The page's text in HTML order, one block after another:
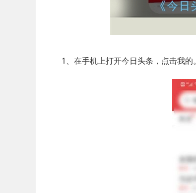
1、在手机上打开今日头条，点击我的。